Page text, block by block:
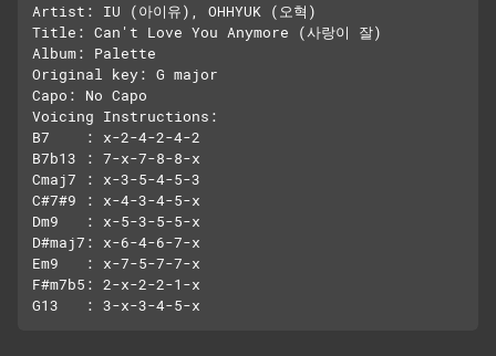
Artist: IU (아이유), OHHYUK (오혁)
Title: Can't Love You Anymore (사랑이 잘)
Album: Palette
Original key: G major
Capo: No Capo
Voicing Instructions:
B7    : x-2-4-2-4-2
B7b13 : 7-x-7-8-8-x
Cmaj7 : x-3-5-4-5-3
C#7#9 : x-4-3-4-5-x
Dm9   : x-5-3-5-5-x
D#maj7: x-6-4-6-7-x
Em9   : x-7-5-7-7-x
F#m7b5: 2-x-2-2-1-x